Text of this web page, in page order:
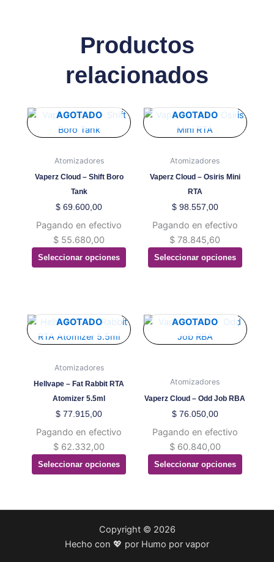
Productos
relacionados
AGOTADO
Atomizadores
Vaperz Cloud – Shift Boro
Tank
$ 69.600,00
Pagando en efectivo
$ 55.680,00
Seleccionar opciones
Este
producto
múltiples
variantes.
Las
opciones
pueden
elegir
en
producto
AGOTADO
Atomizadores
Vaperz Cloud – Osiris Mini
RTA
$98.557,00
Pagando en efectivo
$ 78.845,60
Seleccionar opciones
Este
producto
múltiples
variantes.
Las
opciones
pueden
elegir
en
producto
AGOTADO
Atomizadores
Hellvape – Fat Rabbit RTA
Atomizer 5.5ml
$ 77.915,00
Pagando en efectivo
$ 62.332,00
Seleccionar opciones
Este
producto
múltiples
variantes.
Las
opciones
pueden
elegir
en
de
producto
AGOTADO
Atomizadores
Vaperz Cloud – Odd Job RBA
$76.050,00
Pagando en efectivo
$60.840,00
Seleccionar opciones
Este
producto
variantes.
Las
opciones
pueden
elegir
en
de
Copyright © 2026
Hecho con 💖 por Humo por vapor